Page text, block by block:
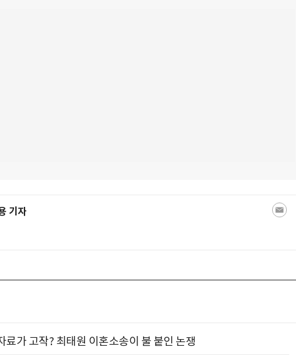
기자
료가 고작? 최태원 이혼소송이 불 붙인 논쟁